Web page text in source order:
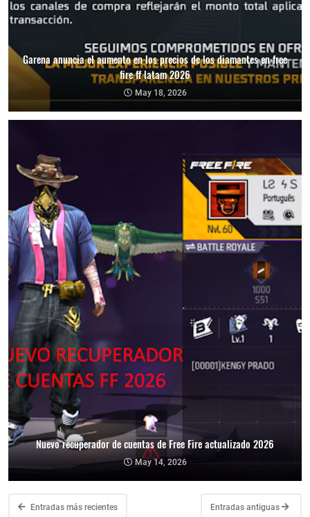
Garena anuncia el aumento en los precios de los diamantes en free
fire ff latam 2026
May 18, 2026
Nuevo recuperador de cuentas de Free Fire actualizado 2026
May 14, 2026
Entradas más recientes Entradas antiguas